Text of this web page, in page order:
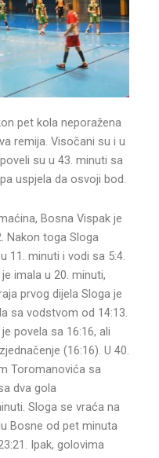
pet kola neporažena
remija. Visočani su i u
su u 43. minuti sa
uspjela da osvoji bod.
Bosna Vispak je
Nakon toga Sloga
11. minuti i vodi sa 5:4.
imala u 20. minuti,
prvog dijela Sloga je
sa vodstvom od 14:13.
povela sa 16:16, ali
(16:16). U 40.
Toromanovića sa
dva gola
Sloga se vraća na
Bosne od pet minuta
Ipak, golovima